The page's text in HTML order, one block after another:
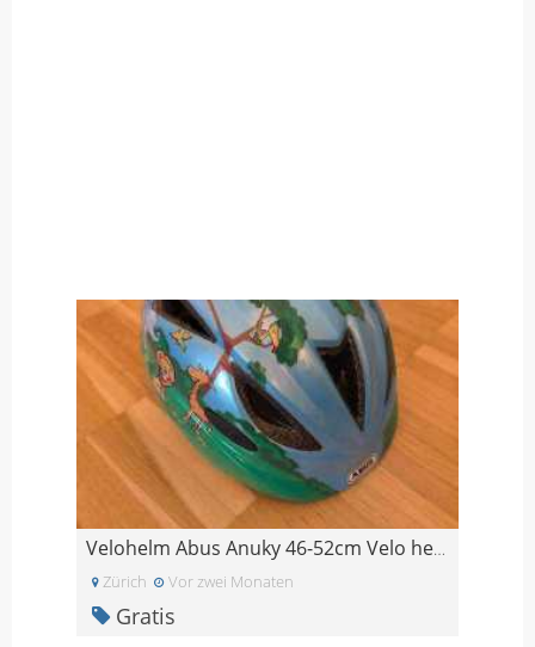
Velohelm Abus Anuky 46-52cm Velo helm
Zürich Vor zwei Monaten
Gratis